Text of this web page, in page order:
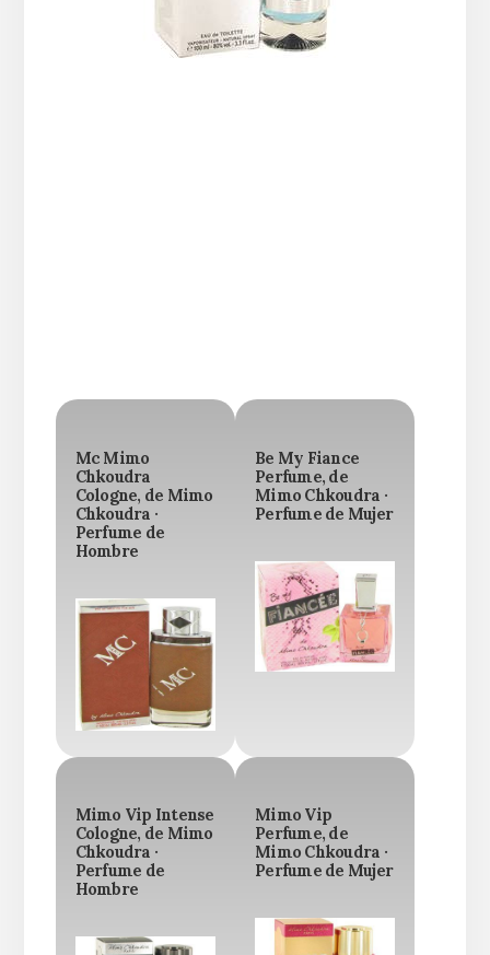
Mc Mimo
Chkoudra
Cologne, de Mimo
Chkoudra ·
Perfume de
Hombre
Be My Fiance
Perfume, de
Mimo Chkoudra ·
Perfume de Mujer
Mimo Vip Intense
Cologne, de Mimo
Chkoudra ·
Perfume de
Hombre
Mimo Vip
Perfume, de
Mimo Chkoudra ·
Perfume de Mujer